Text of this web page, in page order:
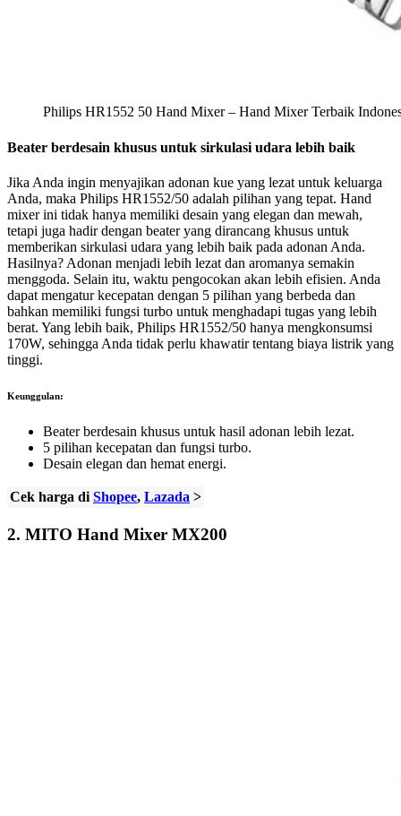
Philips HR1552 50 Hand Mixer – Hand Mixer Terbaik
Beater berdesain khusus untuk sirkulasi udara lebih baik
Jika Anda ingin menyajikan adonan kue yang lezat untuk keluarga
Anda, maka Philips HR1552/50 adalah pilihan yang tepat. Hand
mixer ini tidak hanya memiliki desain yang elegan dan mewah,
tetapi juga hadir dengan beater yang dirancang khusus untuk
memberikan sirkulasi udara yang lebih baik pada adonan Anda.
Hasilnya? Adonan menjadi lebih lezat dan aromanya semakin
menggoda. Selain itu, waktu pengocokan akan lebih efisien. Anda
dapat mengatur kecepatan dengan 5 pilihan yang berbeda dan
bahkan memiliki fungsi turbo untuk menghadapi tugas yang lebih
berat. Yang lebih baik, Philips HR1552/50 hanya mengkonsumsi
170W, sehingga Anda tidak perlu khawatir tentang biaya listrik yang
tinggi.
Keunggulan:
Beater berdesain khusus untuk hasil adonan lebih lezat.
5 pilihan kecepatan dan fungsi turbo.
Desain elegan dan hemat energi.
Cek harga di Shopee, Lazada >
2. MITO Hand Mixer MX200